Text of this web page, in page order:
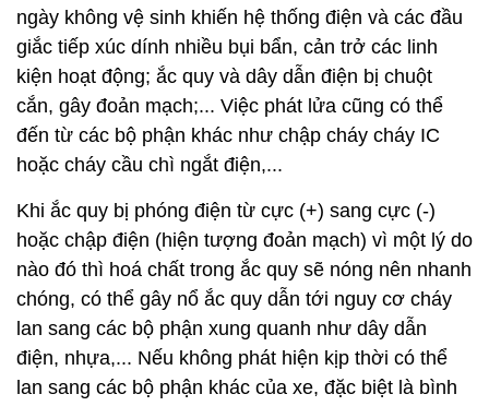
ngày không vệ sinh khiến hệ thống điện và các đầu
giắc tiếp xúc dính nhiều bụi bẩn, cản trở các linh
kiện hoạt động; ắc quy và dây dẫn điện bị chuột
cắn, gây đoản mạch;... Việc phát lửa cũng có thể
đến từ các bộ phận khác như chập cháy cháy IC
hoặc cháy cầu chì ngắt điện,...
Khi ắc quy bị phóng điện từ cực (+) sang cực (-)
hoặc chập điện (hiện tượng đoản mạch) vì một lý do
nào đó thì hoá chất trong ắc quy sẽ nóng nên nhanh
chóng, có thể gây nổ ắc quy dẫn tới nguy cơ cháy
lan sang các bộ phận xung quanh như dây dẫn
điện, nhựa,... Nếu không phát hiện kịp thời có thể
lan sang các bộ phận khác của xe, đặc biệt là bình